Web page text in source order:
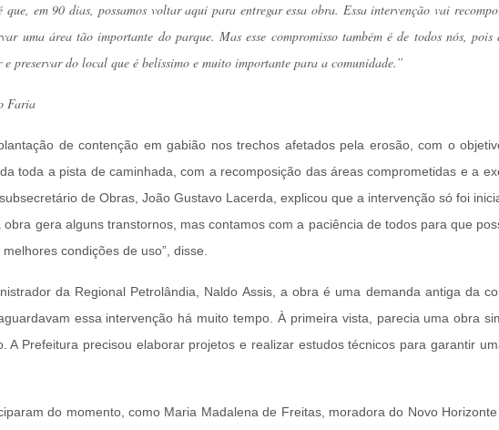
que, em 90 dias, possamos voltar aqui para entregar essa obra. Essa intervenção vai
uma área tão importante do parque. Mas esse compromisso também é de todos nós,
preservar do local que é belíssimo e muito importante para a comunidade.”
Faria
de contenção em gabião nos trechos afetados pela erosão, com o
toda a pista de caminhada, com a recomposição das áreas comprometidas e a
de Obras, João Gustavo Lacerda, explicou que a intervenção só foi
obra gera alguns transtornos, mas contamos com a paciência de todos para que
condições de uso”, disse.
da Regional Petrolândia, Naldo Assis, a obra é uma demanda antiga da
essa intervenção há muito tempo. À primeira vista, parecia uma obra
A Prefeitura precisou elaborar projetos e realizar estudos técnicos para garantir
do momento, como Maria Madalena de Freitas, moradora do Novo